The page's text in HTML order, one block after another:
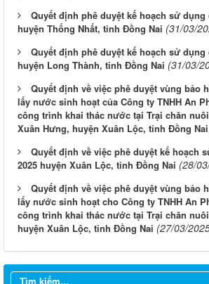
Quyết định phê duyệt kế hoạch sử dụng
huyện Thống Nhất, tỉnh Đồng Nai (31/03/
Quyết định phê duyệt kế hoạch sử dụng
huyện Long Thành, tỉnh Đồng Nai (31/03/
Quyết định về việc phê duyệt vùng bảo
lấy nước sinh hoạt của Công ty TNHH An
công trình khai thác nước tại Trại chăn
Xuân Hưng, huyện Xuân Lộc, tỉnh Đồng Nai
Quyết định về việc phê duyệt kế hoạch
2025 huyện Xuân Lộc, tỉnh Đồng Nai (28/
Quyết định về việc phê duyệt vùng bảo
lấy nước sinh hoạt cho Công ty TNHH An
công trình khai thác nước tại Trại chăn
huyện Xuân Lộc, tỉnh Đồng Nai (27/03/
Từ ngày 03/8/2026 đến ngày 09/8/2026